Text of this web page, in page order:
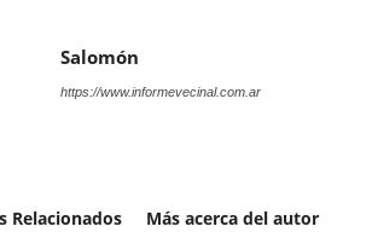
Salomón
https://www.informevecinal.com.ar
Relacionados Más acerca del autor